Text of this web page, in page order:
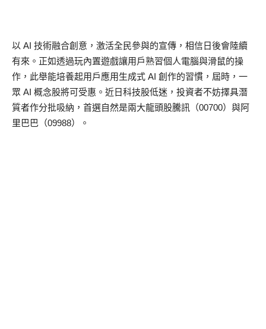
以 AI 技術融合創意，激活全民參與的宣傳，相信日後會陸續
有來。正如透過玩內置遊戲讓用戶熟習個人電腦與滑鼠的操
作，此舉能培養起用戶應用生成式 AI 創作的習慣，屆時，一
眾 AI 概念股將可受惠。近日科技股低迷，投資者不妨擇具潛
質者作分批吸納，首選自然是兩大龍頭股騰訊（00700）與阿
里巴巴（09988）。